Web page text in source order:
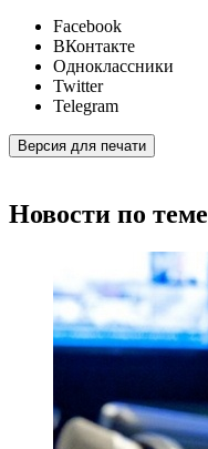
Facebook
ВКонтакте
Одноклассники
Twitter
Telegram
Версия для печати
Новости по теме